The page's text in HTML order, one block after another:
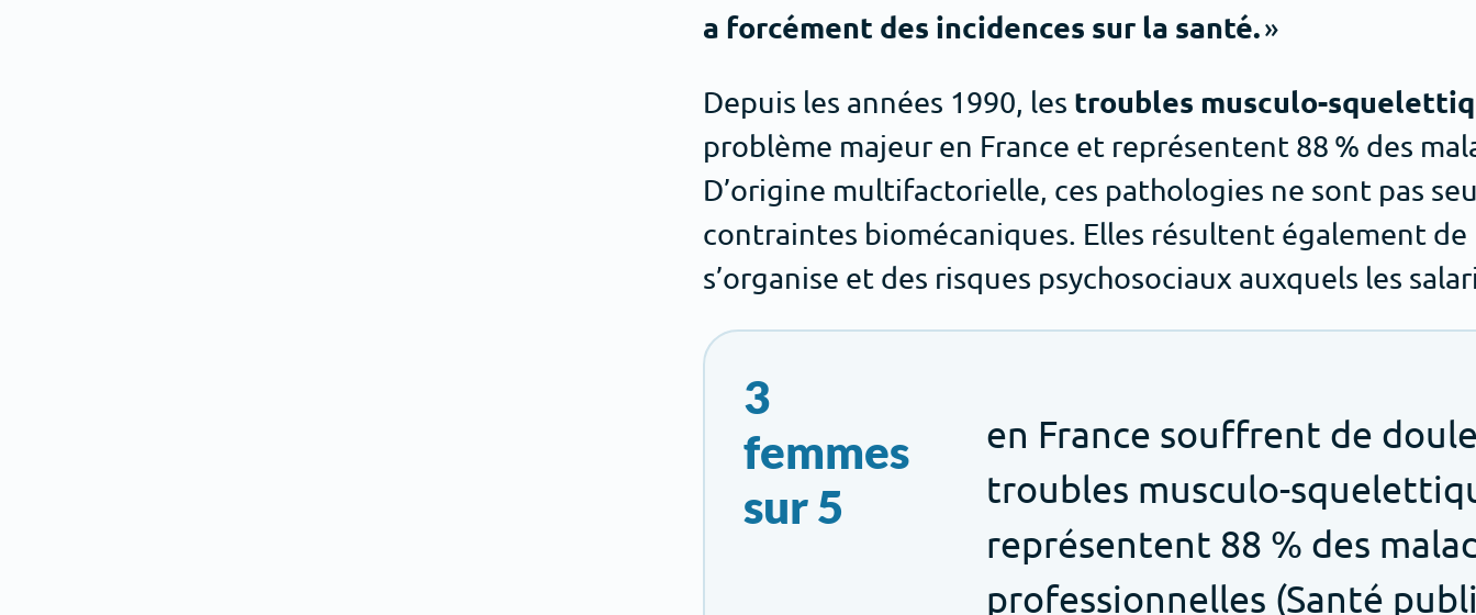
a forcément des incidences sur la santé.»
Depuis les années 1990, les troubles musculo-
problème majeur en France et représentent 88 % des
D’origine multifactorielle, ces pathologies ne sont pas
contraintes biomécaniques. Elles résultent également
s’organise et des risques psychosociaux auxquels les
3
femmes
sur 5
en France souffrent de
troubles musculo-
représentent 88 % des
professionnelles (Santé